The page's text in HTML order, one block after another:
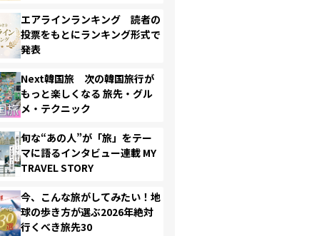
エアラインランキング 読者の
投票をもとにランキング形式で
発表
Next韓国旅 次の韓国旅行が
もっと楽しくなる 旅先・グル
メ・テクニック
旬な“あの人”が「旅」をテー
マに語るインタビュー連載 MY
TRAVEL STORY
今、こんな旅がしてみたい！地
球の歩き方が選ぶ2026年絶対
行くべき旅先30